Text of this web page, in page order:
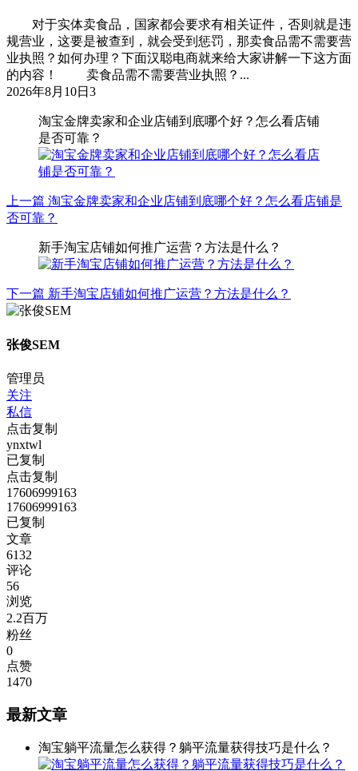
对于实体卖食品，国家都会要求有相关证件，否则就是违
规营业，这要是被查到，就会受到惩罚，那卖食品需不需要营
业执照？如何办理？下面汉聪电商就来给大家讲解一下这方面
的内容！ 卖食品需不需要营业执照？...
2026年8月10日 3
淘宝金牌卖家和企业店铺到底哪个好？怎么看店铺
是否可靠？
上一篇 淘宝金牌卖家和企业店铺到底哪个好？怎么看店铺是
否可靠？
新手淘宝店铺如何推广运营？方法是什么？
下一篇 新手淘宝店铺如何推广运营？方法是什么？
张俊SEM
管理员
关注
私信
点击复制
ynxtwl
已复制
点击复制
17606999163
17606999163
已复制
文章
6132
评论
56
浏览
2.2百万
粉丝
0
点赞
1470
最新文章
淘宝躺平流量怎么获得？躺平流量获得技巧是什么？